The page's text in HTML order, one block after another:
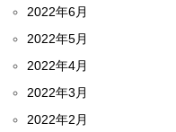
2022年6月
2022年5月
2022年4月
2022年3月
2022年2月